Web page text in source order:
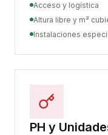
Acceso y logística
Altura libre y m²
Instalaciones
PH y